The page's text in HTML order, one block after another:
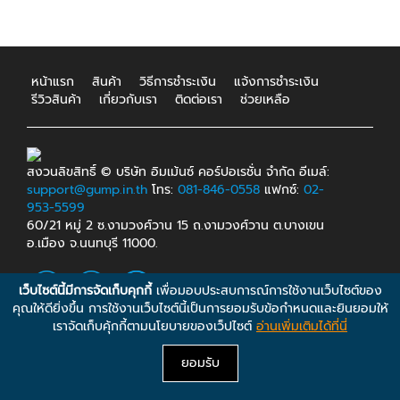
หน้าแรก สินค้า วิธีการชำระเงิน
แจ้งการชำระเงิน
รีวิวสินค้า
เกี่ยวกับเรา ติดต่อเรา ช่วยเหลือ
สงวนลิขสิทธิ์ © บริษัท อิมเม้นซ์ คอร์ปอเรชั่น จำกัด อีเมล์:
support@gump.in.th โทร: 081-846-0558 แฟกซ์: 02-
953-5599
60/21 หมู่ 2 ซ.งามวงศ์วาน 15 ถ.งามวงศ์วาน ต.บางเขน
อ.เมือง จ.นนทบุรี 11000.
เว็บไซต์นี้มีการจัดเก็บคุกกี้เพื่อมอบประสบการณ์การใช้งานเว็บไซต์ของ
คุณให้ดียิ่งขึ้น การใช้งานเว็บไซต์นี้เป็นการยอมรับข้อกำหนดและยินยอมให้
เราจัดเก็บคุ้กกี้ตามนโยบายของเว็ปไซต์ อ่านเพิ่มเติมได้ที่นี่
ยอมรับ